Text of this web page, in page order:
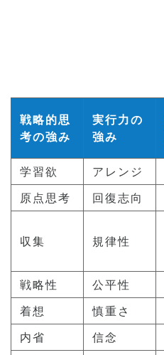
戦略的思
考の強み
実行力の
強み
学習欲 アレンジ
原点思考
回復志向
収集 規律性
戦略性
公平性
着想
慎重さ
内省
信念